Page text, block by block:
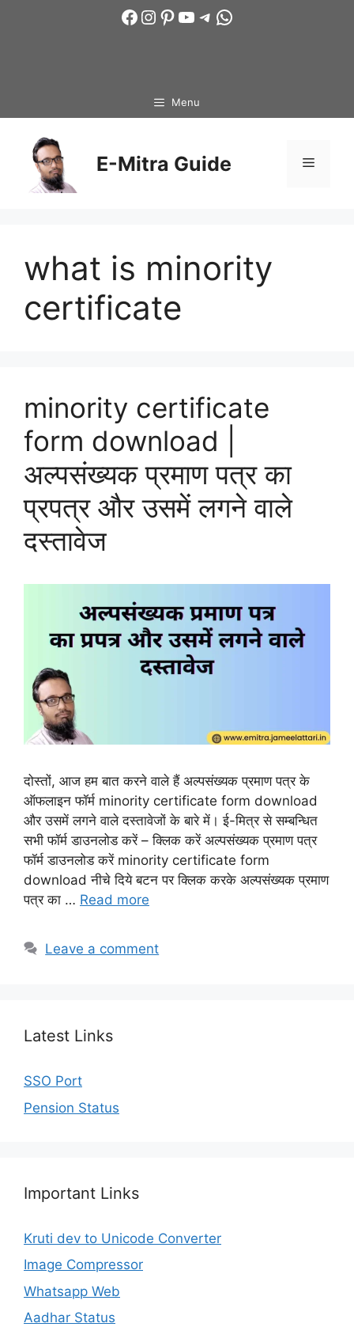
Facebook
Instagram
Pinterest
YouTube
Telegram
WhatsApp
Menu
E-Mitra Guide Menu
what is minority
certificate
minority certificate
form download |
अल्पसंख्यक प्रमाण पत्र का
प्रपत्र और उसमें लगने वाले
दस्तावेज
दोस्तों, आज हम बात करने वाले हैं अल्पसंख्यक प्रमाण पत्र के
ऑफलाइन फॉर्म minority certificate form download
और उसमें लगने वाले दस्तावेजों के बारे में। ई-मित्र से सम्बन्धित
सभी फॉर्म डाउनलोड करें – क्लिक करें अल्पसंख्यक प्रमाण पत्र
फॉर्म डाउनलोड करें minority certificate form
download नीचे दिये बटन पर क्लिक करके अल्पसंख्यक प्रमाण
पत्र का … Read more
Leave a comment
Latest Links
SSO Port
Pension Status
Important Links
Kruti dev to Unicode Converter
Image Compressor
Whatsapp Web
Aadhar Status